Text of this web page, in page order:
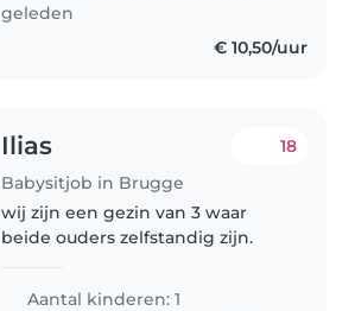
geleden
€ 10,50/uur
Ilias
Babysitjob in Brugge
18
wij zijn een gezin van 3 waar
beide ouders zelfstandig zijn.
Aantal kinderen: 1